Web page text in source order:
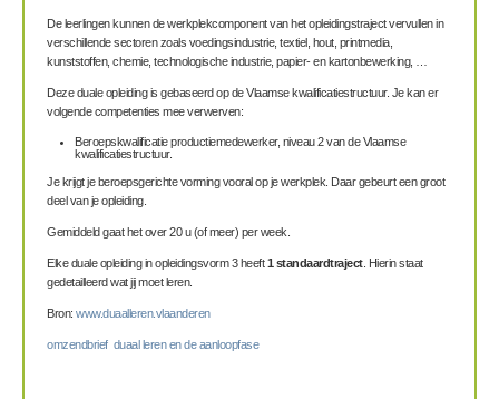
De leerlingen kunnen de werkplekcomponent van het opleidingstraject vervullen in
verschillende sectoren zoals voedingsindustrie, textiel, hout, printmedia,
kunststoffen, chemie, technologische industrie, papier- en kartonbewerking, …
Deze duale opleiding is gebaseerd op de Vlaamse kwalificatiestructuur. Je kan er
volgende competenties mee verwerven:
Beroepskwalificatie productiemedewerker, niveau 2 van de Vlaamse
kwalificatiestructuur.
Je krijgt je beroepsgerichte vorming vooral op je werkplek. Daar gebeurt een groot
deel van je opleiding.
Gemiddeld gaat het over 20 u (of meer) per week.
Elke duale opleiding in opleidingsvorm 3 heeft1 standaardtraject. Hierin staat
gedetailleerd wat jij moet leren.
Bron: www.duaalleren.vlaanderen
omzendbrief duaal leren en de aanloopfase